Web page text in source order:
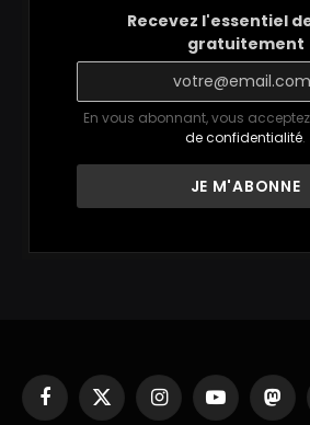
Recevez l'essentiel
gratuitement
En vous abonnant, vous
de confidentialité.
Facebook
X
InstagramYouTube